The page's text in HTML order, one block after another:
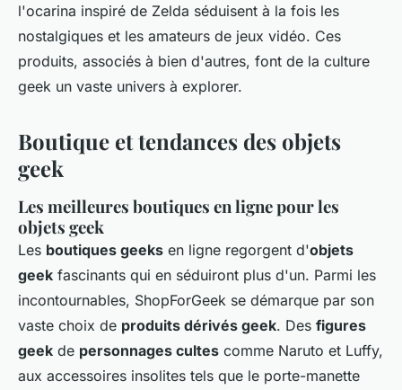
l'ocarina inspiré de Zelda séduisent à la fois les
nostalgiques et les amateurs de jeux vidéo. Ces
produits, associés à bien d'autres, font de la culture
geek un vaste univers à explorer.
Boutique et tendances des objets
geek
Les meilleures boutiques en ligne pour les
objets geek
Les boutiques geeks en ligne regorgent d'objets
geek fascinants qui en séduiront plus d'un. Parmi les
incontournables, ShopForGeek se démarque par son
vaste choix de produits dérivés geek. Des figures
geek de personnages cultes comme Naruto et Luffy,
aux accessoires insolites tels que le porte-manette